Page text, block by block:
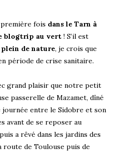
fois dans le Tarn à
blogtrip au vert ! S’il est
de nature, je crois que
période de crise sanitaire.
grand plaisir que notre petit
passerelle de Mazamet, dîné
journée entre le Sidobre et son
avant de se reposer au
a rêvé dans les jardins des
de Toulouse puis de